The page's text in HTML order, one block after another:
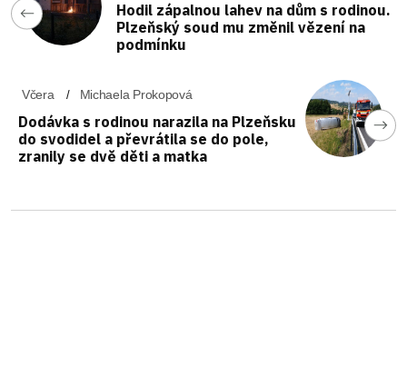
Hodil zápalnou lahev na dům s rodinou.
Plzeňský soud mu změnil vězení na
podmínku
Včera Michaela Prokopová
Dodávka s rodinou narazila na Plzeňsku
do svodidel a převrátila se do pole,
zranily se dvě děti a matka